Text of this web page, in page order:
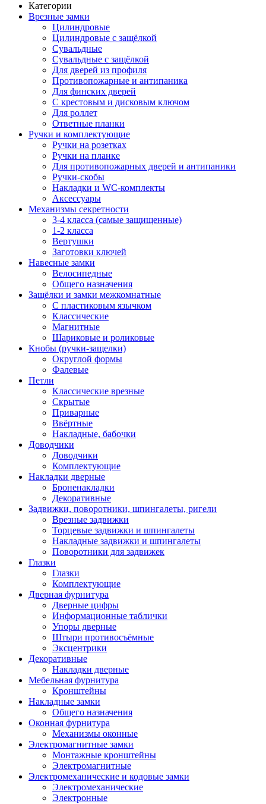
Категории
Врезные замки
Цилиндровые
Цилиндровые с защёлкой
Сувальдные
Сувальдные с защёлкой
Для дверей из профиля
Противопожарные и антипаника
Для финских дверей
С крестовым и дисковым ключом
Для роллет
Ответные планки
Ручки и комплектующие
Ручки на розетках
Ручки на планке
Для противопожарных дверей и антипаники
Ручки-скобы
Накладки и WC-комплекты
Аксессуары
Механизмы секретности
3-4 класса (самые защищенные)
1-2 класса
Вертушки
Заготовки ключей
Навесные замки
Велосипедные
Общего назначения
Защёлки и замки межкомнатные
С пластиковым язычком
Классические
Магнитные
Шариковые и роликовые
Кнобы (ручки-защелки)
Округлой формы
Фалевые
Петли
Классические врезные
Скрытые
Приварные
Ввёртные
Накладные, бабочки
Доводчики
Доводчики
Комплектующие
Накладки дверные
Броненакладки
Декоративные
Задвижки, поворотники, шпингалеты, ригели
Врезные задвижки
Торцевые задвижки и шпингалеты
Накладные задвижки и шпингалеты
Поворотники для задвижек
Глазки
Глазки
Комплектующие
Дверная фурнитура
Дверные цифры
Информационные таблички
Упоры дверные
Штыри противосъёмные
Эксцентрики
Декоративные
Накладки дверные
Мебельная фурнитура
Кронштейны
Накладные замки
Общего назначения
Оконная фурнитура
Механизмы оконные
Электромагнитные замки
Монтажные кронштейны
Электромагнитные
Электромеханические и кодовые замки
Электромеханические
Электронные